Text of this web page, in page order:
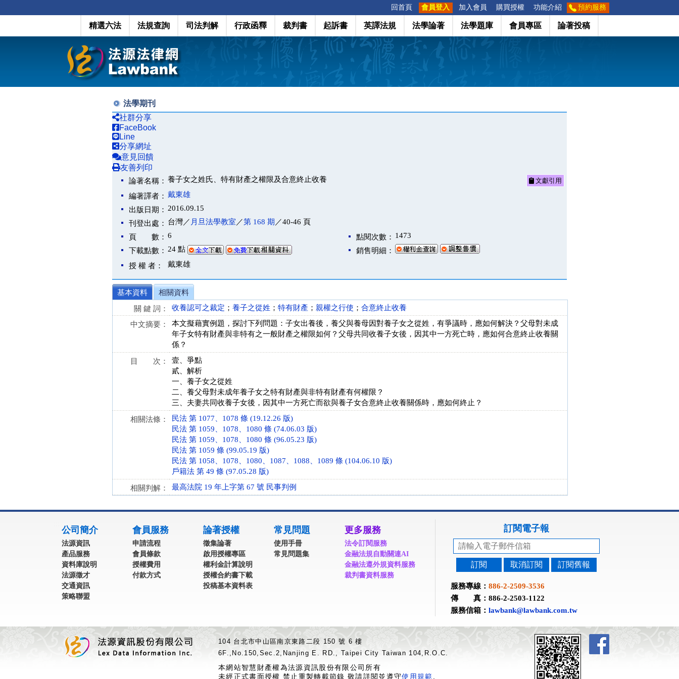
回首頁 會員登入 加入會員 購買授權 功能介紹 預約服務
精選六法 法規查詢 司法判解 行政函釋 裁判書 起訴書 英譯法規 法學論著 法學題庫 會員專區 論著投稿
法學期刊
社群分享
FaceBook
Line
分享網址
意見回饋
友善列印
論著名稱： 養子女之姓氏、特有財產之權限及合意終止收養 文獻引用
編著譯者： 戴東雄
出版日期： 2016.09.15
刊登出處： 台灣／ 月旦法學教室 ／第 168 期 ／40-46 頁
頁 數： 6 點閱次數： 1473
下載點數： 24 點
銷售明細：
授 權 者：
戴東雄
基本資料
相關資料
關 鍵 詞：
收養認可之裁定 ； 養子之從姓 ； 特有財產 ； 親權之行使 ； 合意終止收養
中文摘要：
本文擬藉實例題，探討下列問題：子女出養後，養父與養母因對養子女之從姓，有爭議時，應如何解決？父母對未成
年子女特有財產與非特有之一般財產之權限如何？父母共同收養子女後，因其中一方死亡時，應如何合意終止收養關
係？
目 次：
壹、爭點
貳、解析
一、養子女之從姓
二、養父母對未成年養子女之特有財產與非特有財產有何權限？
三、夫妻共同收養子女後，因其中一方死亡而欲與養子女合意終止收養關係時，應如何終止？
相關法條：
民法 第 1077、1078 條 (19.12.26 版)
民法 第 1059、1078、1080 條 (74.06.03 版)
民法 第 1059、1078、1080 條 (96.05.23 版)
民法 第 1059 條 (99.05.19 版)
民法 第 1058、1078、1080、1087、1088、1089 條 (104.06.10 版)
戶籍法 第 49 條 (97.05.28 版)
相關判解： 最高法院 19 年上字第 67 號 民事判例
公司簡介
法源資訊
產品服務
資料庫說明
法源徵才
交通資訊
策略聯盟
會員服務
申請流程
會員條款
授權費用
付款方式
論著授權
徵集論著
啟用授權專區
權利金計算說明
授權合約書下載
投稿基本資料表
常見問題
使用手冊
常見問題集
更多服務
法令訂閱服務
金融法規自動關連AI
金融法遵外規資料服務
裁判書資料服務
訂閱電子報
訂閱 取消訂閱 訂閱舊報
服務專線： 886-2-2509-3536
傳 真：886-2-2503-1122
服務信箱： lawbank@lawbank.com.tw
104 台北市中山區南京東路二段 150 號 6 樓
6F.,No.150,Sec.2,Nanjing E. RD., Taipei City Taiwan 104,R.O.C.
本網站智慧財產權為法源資訊股份有限公司所有
未經正式書面授權 禁止重製轉載節錄 敬請詳閱並遵守使用規範